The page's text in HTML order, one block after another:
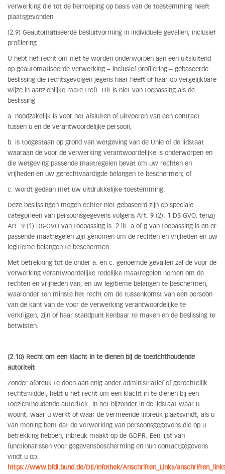
verwerking die tot de herroeping op basis van de toestemming heeft
plaatsgevonden.
(2.9) Geautomatiseerde besluitvorming in individuele gevallen, inclusief
profilering
U hebt het recht om niet te worden onderworpen aan een uitsluitend
op geautomatiseerde verwerking – inclusief profilering – gebaseerde
beslissing die rechtsgevolgen jegens haar heeft of haar op vergelijkbare
wijze in aanzienlijke mate treft. Dit is niet van toepassing als de
beslissing
a. noodzakelijk is voor het afsluiten of uitvoeren van een contract
tussen u en de verantwoordelijke persoon,
b. is toegestaan op grond van wetgeving van de Unie of de lidstaat
waaraan de voor de verwerking verantwoordelijke is onderworpen en
die wetgeving passende maatregelen bevat om uw rechten en
vrijheden en uw gerechtvaardigde belangen te beschermen; of
c. wordt gedaan met uw uitdrukkelijke toestemming.
Deze beslissingen mogen echter niet gebaseerd zijn op speciale
categorieën van persoonsgegevens volgens Art. 9 (2). 1 DS-GVO, tenzij
Art. 9 (1) DS-GVO van toepassing is. 2 lit. a of g van toepassing is en er
passende maatregelen zijn genomen om de rechten en vrijheden en uw
legitieme belangen te beschermen.
Met betrekking tot de onder a. en c. genoemde gevallen zal de voor de
verwerking verantwoordelijke redelijke maatregelen nemen om de
rechten en vrijheden van, en uw legitieme belangen te beschermen,
waaronder ten minste het recht om de tussenkomst van een persoon
van de kant van de voor de verwerking verantwoordelijke te
verkrijgen, zijn of haar standpunt kenbaar te maken en de beslissing te
betwisten.
(2.10) Recht om een klacht in te dienen bij de toezichthoudende
autoriteit
Zonder afbreuk te doen aan enig ander administratief of gerechtelijk
rechtsmiddel, hebt u het recht om een klacht in te dienen bij een
toezichthoudende autoriteit, in het bijzonder in de lidstaat waar u
woont, waar u werkt of waar de vermeende inbreuk plaatsvindt, als u
van mening bent dat de verwerking van persoonsgegevens die op u
betrekking hebben, inbreuk maakt op de GDPR. Een lijst van
functionarissen voor gegevensbescherming en hun contactgegevens
vindt u op:
https://www.bfdi.bund.de/DE/Infothek/Anschriften_Links/